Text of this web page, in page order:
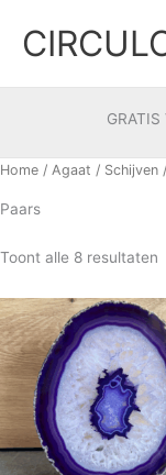
naar
inhoud
Home / Agaat / Schijven
Paars
Toont alle 8 resultaten